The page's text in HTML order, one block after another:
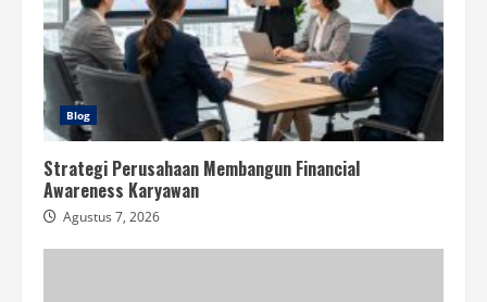
Blog
Strategi Perusahaan Membangun Financial
Awareness Karyawan
Agustus 7, 2026